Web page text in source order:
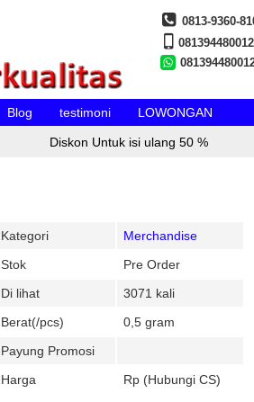
0813-9360-
081394480012
Blog testimoni LOWONGAN
Diskon Untuk isi ulang 50 %
Kategori
Merchandise
Stok
Pre Order
Di lihat
3071 kali
Berat(/pcs)
0,5 gram
Payung Promosi
Harga
Rp (Hubungi CS)